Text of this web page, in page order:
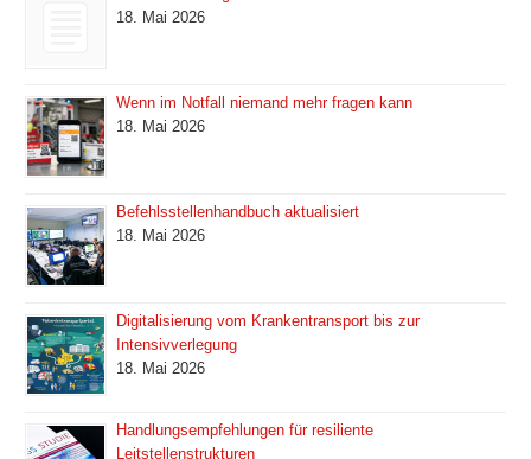
18. Mai 2026
Wenn im Notfall niemand mehr fragen kann
18. Mai 2026
Befehlsstellenhandbuch aktualisiert
18. Mai 2026
Digitalisierung vom Krankentransport bis zur
Intensivverlegung
18. Mai 2026
Handlungsempfehlungen für resiliente
Leitstellenstrukturen